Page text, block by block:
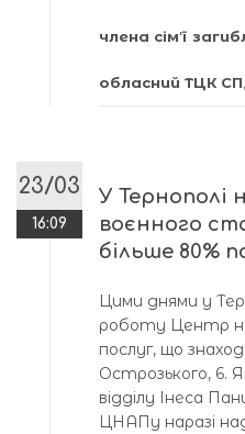
члена сімʼї
обласний ТЦК СП
23/03
16:09
У Тернополі
воєнного
більше 80%
Цими днями у
роботу Центр
послуг, що
Острозького, 6.
відділу Інеса
ЦНАПу наразі